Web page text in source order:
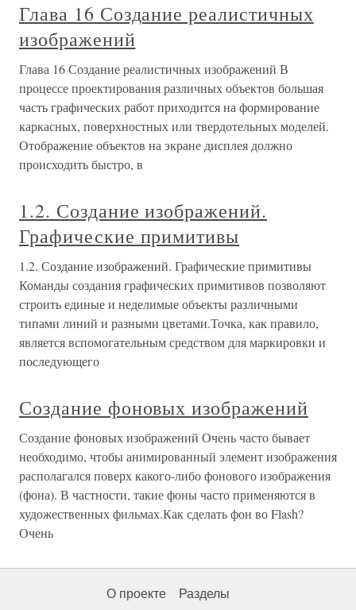
Глава 16 Создание реалистичных
изображений
Глава 16 Создание реалистичных изображений В
процессе проектирования различных объектов большая
часть графических работ приходится на формирование
каркасных, поверхностных или твердотельных моделей.
Отображение объектов на экране дисплея должно
происходить быстро, в
1.2. Создание изображений.
Графические примитивы
1.2. Создание изображений. Графические примитивы
Команды создания графических примитивов позволяют
строить единые и неделимые объекты различными
типами линий и разными цветами.Точка, как правило,
является вспомогательным средством для маркировки и
последующего
Создание фоновых изображений
Создание фоновых изображений Очень часто бывает
необходимо, чтобы анимированный элемент изображения
располагался поверх какого-либо фонового изображения
(фона). В частности, такие фоны часто применяются в
художественных фильмах.Как сделать фон во Flash?
Очень
О проекте Разделы